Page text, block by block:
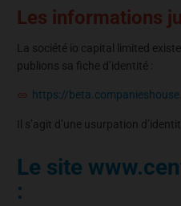
Les informations
La société io capital limited
publions sa fiche d’identité :
https://
Il s’agit d’une usurpation
Le site
: